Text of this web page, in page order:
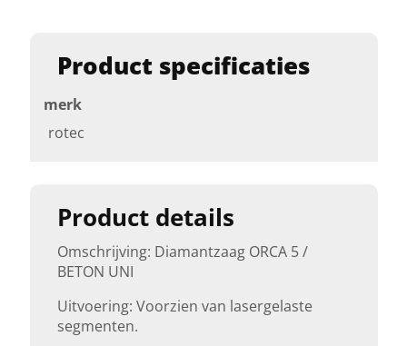
Product details
Omschrijving: Diamantzaag ORCA 5 /
BETON UNI
Uitvoering: Voorzien van lasergelaste
segmenten.
Product specificaties
merk
rotec